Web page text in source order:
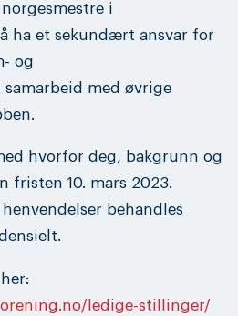
i
ha et sekundært ansvar for
og
med øvrige
hvorfor deg, bakgrunn og
fristen 10. mars 2023.
behandles
ledige-stillinger/